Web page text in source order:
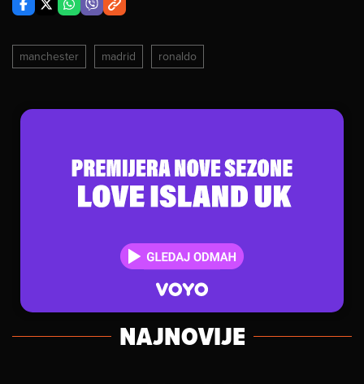
manchester madrid ronaldo
NAJNOVIJE